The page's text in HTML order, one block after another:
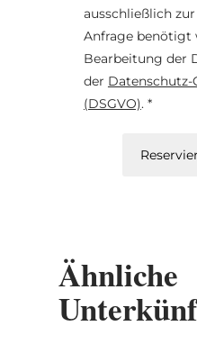
ausschließlich
Anfrage benötigt
Bearbeitung der
der
(DSGVO). *
Ähnliche